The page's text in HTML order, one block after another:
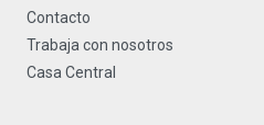
Contacto
Trabaja con nosotros
Casa Central